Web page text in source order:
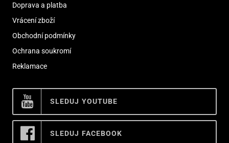
Doprava a platba
Vrácení zboží
Obchodní podmínky
Ochrana soukromí
Reklamace
SLEDUJ YOUTUBE
SLEDUJ FACEBOOK